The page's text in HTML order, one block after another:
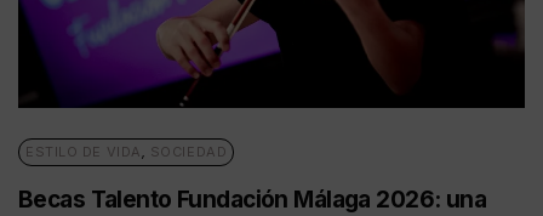
ESTILO DE VIDA , SOCIEDAD
Becas Talento Fundación Málaga 2026: una